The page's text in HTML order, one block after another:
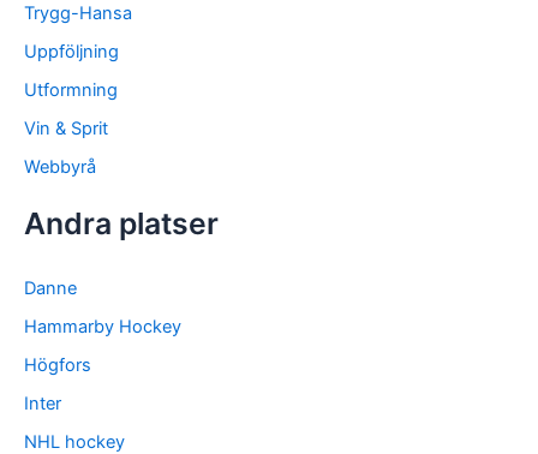
Trygg-Hansa
Uppföljning
Utformning
Vin & Sprit
Webbyrå
Andra platser
Danne
Hammarby Hockey
Högfors
Inter
NHL hockey